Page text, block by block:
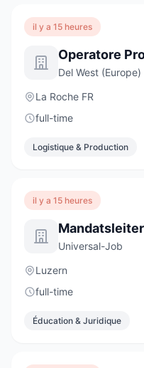
il y a 15 heures
Operatore
Del West (Europe)
La Roche FR
full-time
Logistique & Production
il y a 15 heures
Universal-Job
Luzern
full-time
Éducation & Juridique